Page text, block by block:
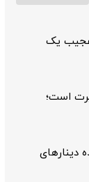
عجیب یک
است؛
دینارهای